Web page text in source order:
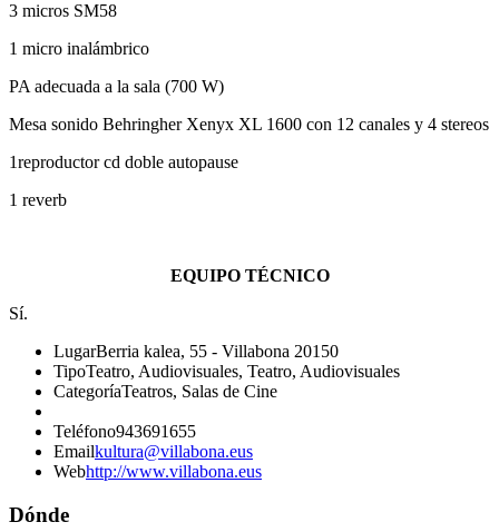
3 micros SM58
1 micro inalámbrico
PA adecuada a la sala (700 W)
Mesa sonido Behringher Xenyx XL 1600 con 12 canales y 4 stereos
1reproductor cd doble autopause
1 reverb
EQUIPO TÉCNICO
Sí.
LugarBerria kalea, 55 - Villabona 20150
TipoTeatro, Audiovisuales, Teatro, Audiovisuales
CategoríaTeatros, Salas de Cine
Teléfono943691655
Emailkultura@villabona.eus
Webhttp://www.villabona.eus
Dónde